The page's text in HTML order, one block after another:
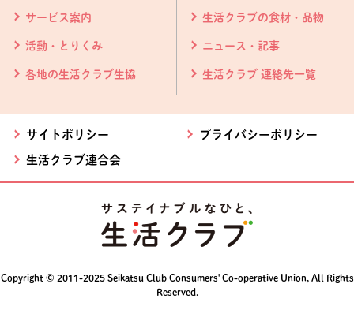
サービス案内 生活クラブの食材・品物
活動・とりくみ ニュース・記事
各地の生活クラブ生協 生活クラブ 連絡先一覧
サイトポリシー プライバシーポリシー
生活クラブ連合会
Copyright © 2011-2025 Seikatsu Club Consumers' Co-operative Union, All Rights
Reserved.